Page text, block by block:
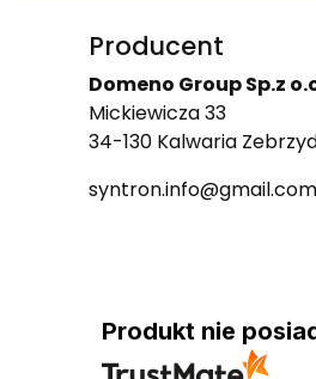
Producent
Domeno Group Sp.z
Mickiewicza 33
34-130 Kalwaria
syntron.info@gmail.com
Produkt nie